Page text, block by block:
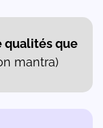
qualités que
mantra)